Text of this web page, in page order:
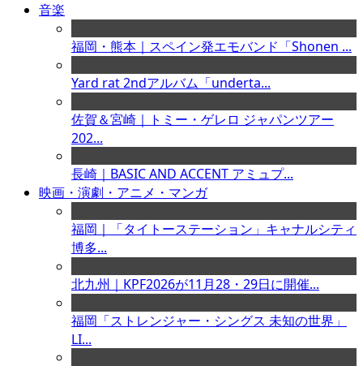
音楽
福岡・熊本｜スペイン発エモバンド「Shonen ...
Yard rat 2ndアルバム「underta...
佐賀＆宮崎｜トミー・ゲレロ ジャパンツアー
202...
長崎｜BASIC AND ACCENT アミュプ...
映画・演劇・アニメ・マンガ
福岡｜「タイトーステーション」キャナルシティ
博多...
北九州｜KPF2026が11月28・29日に開催...
福岡「ストレンジャー・シングス 未知の世界」
LI...